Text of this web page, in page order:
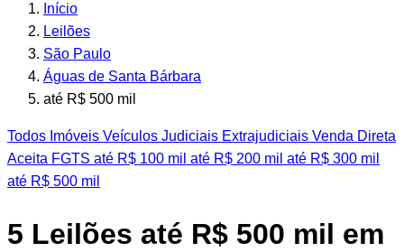
Início
Leilões
São Paulo
Águas de Santa Bárbara
até R$ 500 mil
Todos Imóveis Veículos Judiciais Extrajudiciais Venda Direta
Aceita FGTS até R$ 100 mil até R$ 200 mil até R$ 300 mil
até R$ 500 mil
5 Leilões até R$ 500 mil em